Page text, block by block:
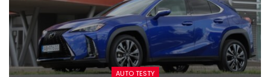
AUTO TESTY